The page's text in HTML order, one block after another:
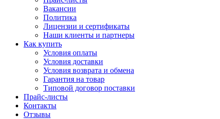
Вакансии
Политика
Лицензии и сертификаты
Наши клиенты и партнеры
Как купить
Условия оплаты
Условия доставки
Условия возврата и обмена
Гарантия на товар
Типовой договор поставки
Прайс-листы
Контакты
Отзывы